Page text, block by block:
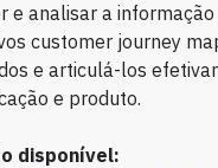
e analisar a
customer journey
e articulá-los
e produto.
disponível: